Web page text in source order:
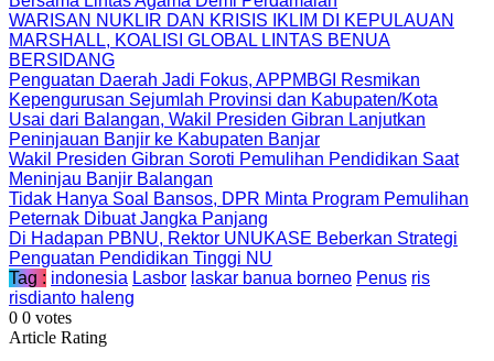
WARISAN NUKLIR DAN KRISIS IKLIM DI KEPULAUAN
MARSHALL, KOALISI GLOBAL LINTAS BENUA
BERSIDANG
Penguatan Daerah Jadi Fokus, APPMBGI Resmikan
Kepengurusan Sejumlah Provinsi dan Kabupaten/Kota
Usai dari Balangan, Wakil Presiden Gibran Lanjutkan
Peninjauan Banjir ke Kabupaten Banjar
Wakil Presiden Gibran Soroti Pemulihan Pendidikan Saat
Meninjau Banjir Balangan
Tidak Hanya Soal Bansos, DPR Minta Program Pemulihan
Peternak Dibuat Jangka Panjang
Di Hadapan PBNU, Rektor UNUKASE Beberkan Strategi
Penguatan Pendidikan Tinggi NU
Tag : indonesia Lasbor laskar banua borneo Penus ris
risdianto haleng
0 0 votes
Article Rating